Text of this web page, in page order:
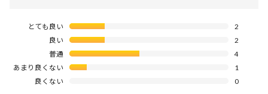
とても良い
2
良い
2
普通
4
あまり良くない
1
良くない
0